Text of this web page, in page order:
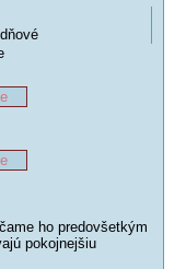
ho predovšetkým
pokojnejšiu